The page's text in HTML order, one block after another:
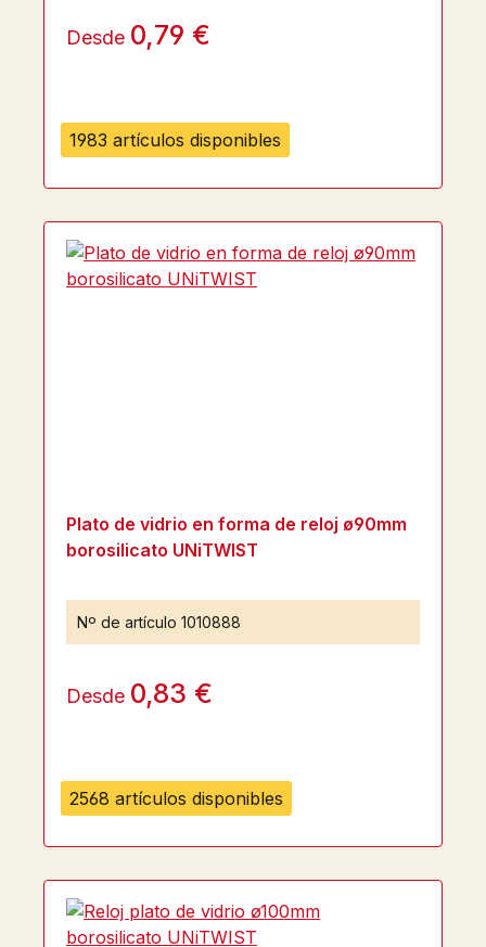
1983 artículos disponibles
Desde 0,79 €
2568 artículos disponibles
Plato de vidrio en forma de reloj ø90mm
borosilicato UNiTWIST
Nº de artículo 1010888
Desde 0,83 €